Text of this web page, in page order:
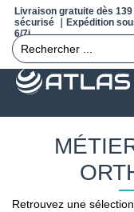
Livraison gratuite dès
sécurisé ｜Expédition
6/7j
Retrouvez une